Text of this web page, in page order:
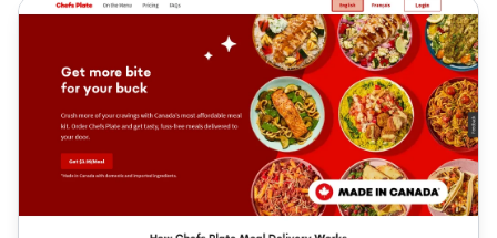
Chefs Plate Affiliate Programma